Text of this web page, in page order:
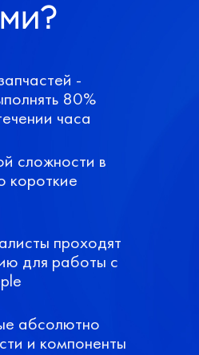
-
80%
часа
сложности в
короткие
проходят
для работы с
абсолютно
и компоненты